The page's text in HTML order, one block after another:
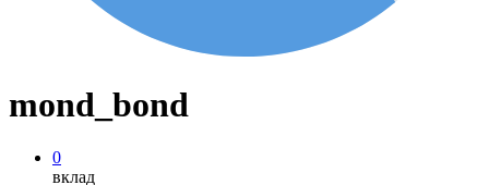
mond_bond
0
вклад